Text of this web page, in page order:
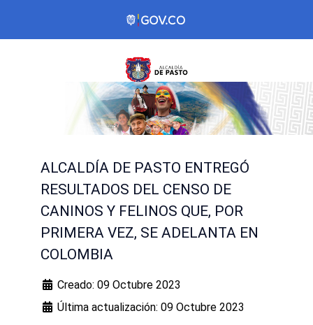
ALCALDÍA DE PASTO ENTREGÓ
RESULTADOS DEL CENSO DE
CANINOS Y FELINOS QUE, POR
PRIMERA VEZ, SE ADELANTA EN
COLOMBIA
Creado: 09 Octubre 2023
Última actualización: 09 Octubre 2023